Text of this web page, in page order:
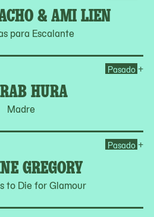
& AMI LIEN
para Escalante
HURA
Madre
Pasado +
GREGORY
to Die for Glamour
Pasado +